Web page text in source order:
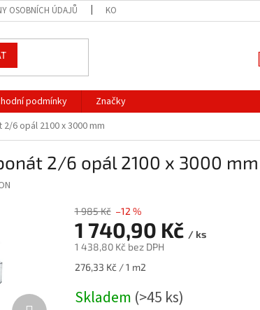
OSOBNÍCH ÚDAJŮ KONTAKTY
podmínky
Značky
6 opál 2100 x 3000 mm
2/6 opál 2100 x 3000 mm
1 985 Kč –12 %
1 740,90 Kč / ks
1 438,80 Kč bez DPH
Měrná
276,33 Kč / 1 m2
Skladem (>45 ks)